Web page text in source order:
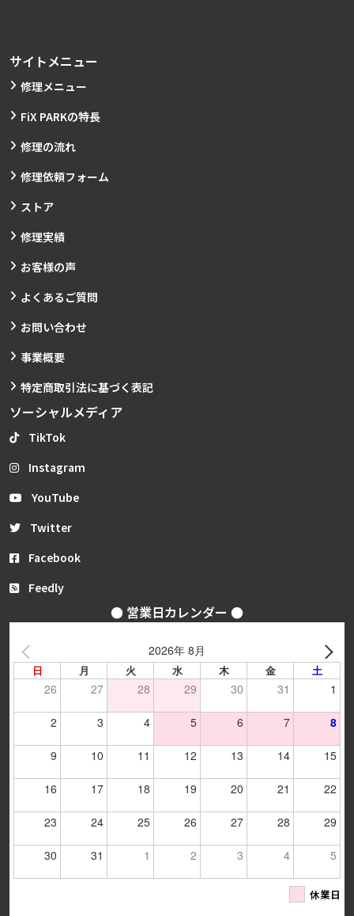
サイトメニュー
修理メニュー
FiX PARKの特長
修理の流れ
修理依頼フォーム
ストア
修理実績
お客様の声
よくあるご質問
お問い合わせ
事業概要
特定商取引法に基づく表記
ソーシャルメディア
TikTok
Instagram
YouTube
Twitter
Facebook
Feedly
● 営業日カレンダー ●
2026年 8月
日 月 火 水 木 金 土
26 27 28 29 30 31 1
2 3 4 5 6 7 8
9 10 11 12 13 14 15
16 17 18 19 20 21 22
23 24 25 26 27 28 29
30 31 1 2 3 4 5
休業日